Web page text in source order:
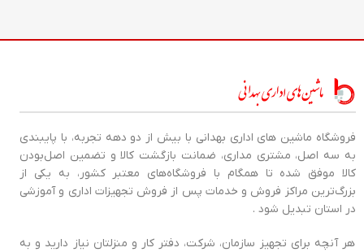
فروشگاه ماشین های اداری بهدانی با بیش از دو دهه تجربه، با پایبندی
به سه اصل، مشتری مداری، ضمانت بازگشت کالا و تضمین اصل‌بودن
کالا موفق شده تا همگام با فروشگاه‌های معتبر کشور، به یکی از
بزرگ‌ترین مراکز فروش و خدمات پس از فروش تجهیزات اداری و آموزشی
در استان تبدیل شود .
هر آنچه برای تجهیز سازمان، شرکت، دفتر کار و منزلتان نیاز دارید و به